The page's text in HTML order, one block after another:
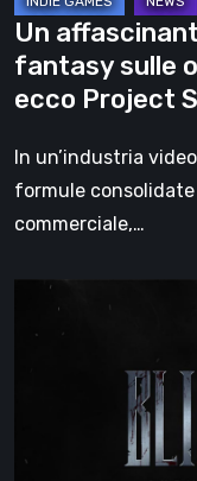
Thief
e
Deus
Ex:
ecco
Project
Shadowglass
Un
fantasy sulle
ecco Project
In un’industria
formule
commerciale,…
Blight:
milioni